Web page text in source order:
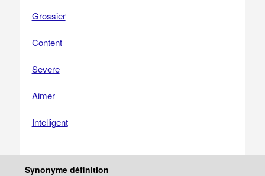
Grossier
Content
Severe
Aimer
Intelligent
Synonyme définition